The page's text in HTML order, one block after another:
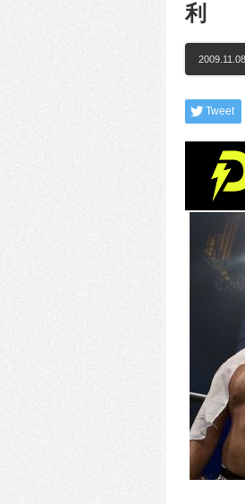
利
2009.11.08
Tweet